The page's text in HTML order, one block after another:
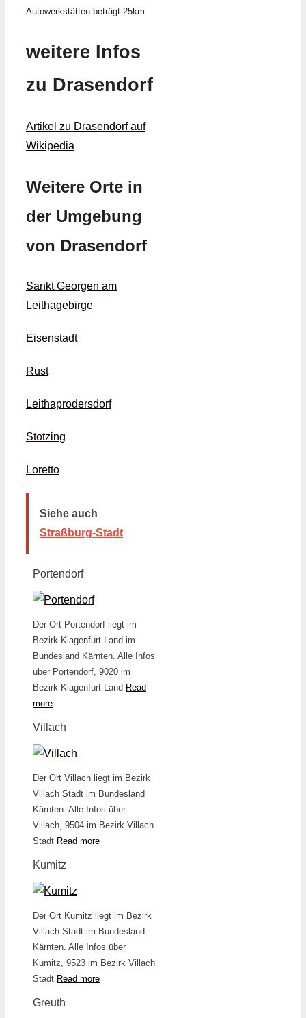
Autowerkstätten beträgt 25km
weitere Infos
zu Drasendorf
Artikel zu Drasendorf auf
Wikipedia
Weitere Orte in
der Umgebung
von Drasendorf
Sankt Georgen am
Leithagebirge
Eisenstadt
Rust
Leithaprodersdorf
Stotzing
Loretto
Siehe auch
Straßburg-Stadt
Portendorf
Der Ort Portendorf liegt im
Bezirk Klagenfurt Land im
Bundesland Kärnten. Alle Infos
über Portendorf, 9020 im
Bezirk Klagenfurt Land Read
more
Villach
Der Ort Villach liegt im Bezirk
Villach Stadt im Bundesland
Kärnten. Alle Infos über
Villach, 9504 im Bezirk Villach
Stadt Read more
Kumitz
Der Ort Kumitz liegt im Bezirk
Villach Stadt im Bundesland
Kärnten. Alle Infos über
Kumitz, 9523 im Bezirk Villach
Stadt Read more
Greuth